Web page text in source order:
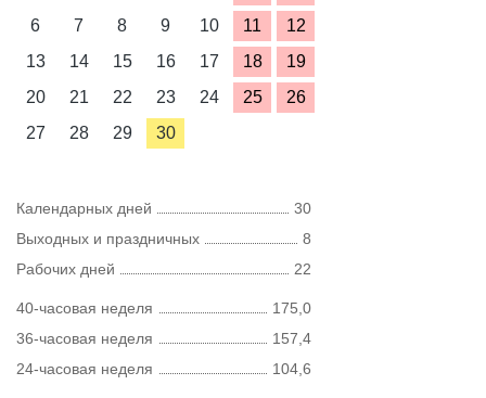
6
7 8 9 10 11
12
13
14 15 16 17 18
19
20
21 22 23 24 25
26
27
28 29 30
Календарных дней
30
Выходных и праздничных
8
Рабочих дней
22
40-часовая неделя
175,0
36-часовая неделя
157,4
24-часовая неделя
104,6